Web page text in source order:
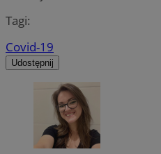
Tagi:
Covid-19
Udostępnij